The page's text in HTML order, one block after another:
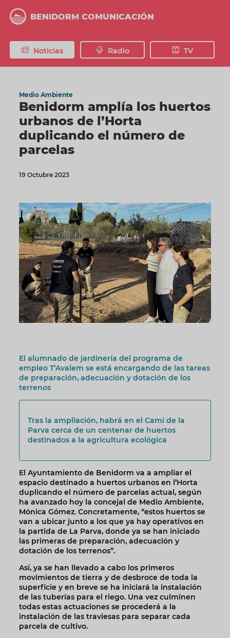
contenido
BENIDORM COMUNICACIÓN
Noticias Radio TV
Medio Ambiente
Benidorm amplía los huertos
urbanos de l’Horta
duplicando el número de
parcelas
19 Octubre 2023
El alumnado de jardinería del programa de
empleo T’Avalem se está encargando de las tareas
de preparación, adecuación y dotación de los
terrenos
Tras la ampliación, habrá en el Camí de la
Parva cerca de un centenar de huertos
destinados a la agricultura ecológica
El Ayuntamiento de Benidorm va a ampliar el
espacio destinado a huertos urbanos en l’Horta
duplicando el número de parcelas actual, según
ha avanzado hoy la concejal de Medio Ambiente,
Mónica Gómez. Concretamente, “estos huertos se
van a ubicar junto a los que ya hay operativos en
la partida de La Parva, donde ya se han iniciado
las primeras de preparación, adecuación y
dotación de los terrenos”.
Así, ya se han llevado a cabo los primeros
movimientos de tierra y de desbroce de toda la
superficie y en breve se ha iniciará la instalación
de las tuberías para el riego. Una vez culminen
todas estas actuaciones se procederá a la
instalación de las traviesas para separar cada
parcela de cultivo.